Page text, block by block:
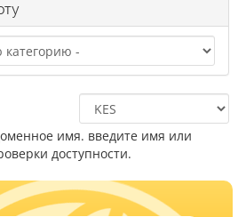
имя. введите имя или
доступности.